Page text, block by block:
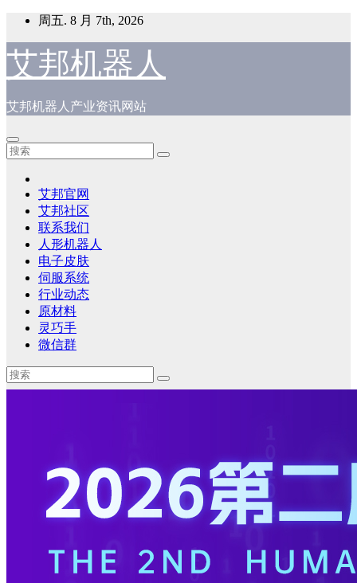
内
容
周五. 8 月 7th, 2026
艾邦机器人
艾邦机器人产业资讯网站
艾邦官网
艾邦社区
联系我们
人形机器人
电子皮肤
伺服系统
行业动态
原材料
灵巧手
微信群